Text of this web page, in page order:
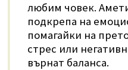
любим човек.
подкрепа на
помагайки на
стрес или
върнат баланса.